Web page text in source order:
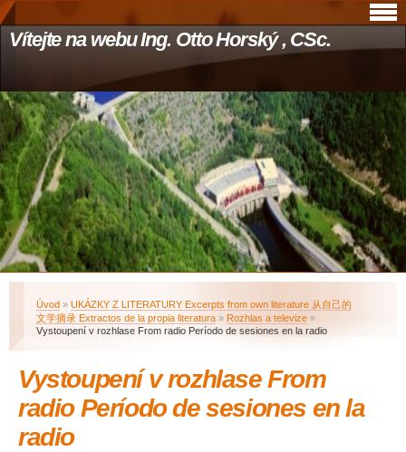
Vítejte na webu Ing. Otto Horský , CSc.
Úvod » UKÁZKY Z LITERATURY Excerpts from own literature 从自己的
文学摘录 Extractos de la propia literatura » Rozhlas a televize »
Vystoupení v rozhlase From radio Período de sesiones en la radio
Vystoupení v rozhlase From
radio Período de sesiones en la
radio